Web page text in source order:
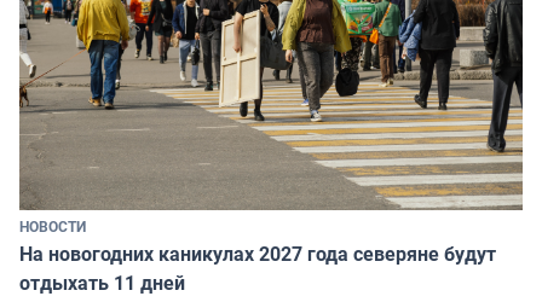
НОВОСТИ
На новогодних каникулах 2027 года северяне будут
отдыхать 11 дней